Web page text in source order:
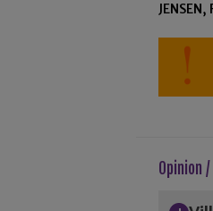
JENSEN,